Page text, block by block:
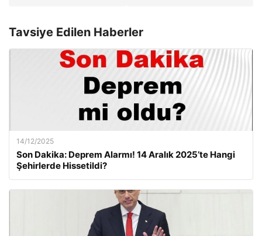
Tavsiye Edilen Haberler
14/12/2025
Son Dakika: Deprem Alarmı! 14 Aralık 2025’te Hangi
Şehirlerde Hissetildi?